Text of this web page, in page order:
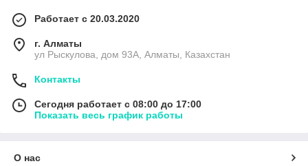
Работает с 20.03.2020
г. Алматы
ул Рыскулова, дом 93А, Алматы, Казахстан
Контакты
Сегодня работает с 08:00 до 17:00
Показать весь график работы
О нас